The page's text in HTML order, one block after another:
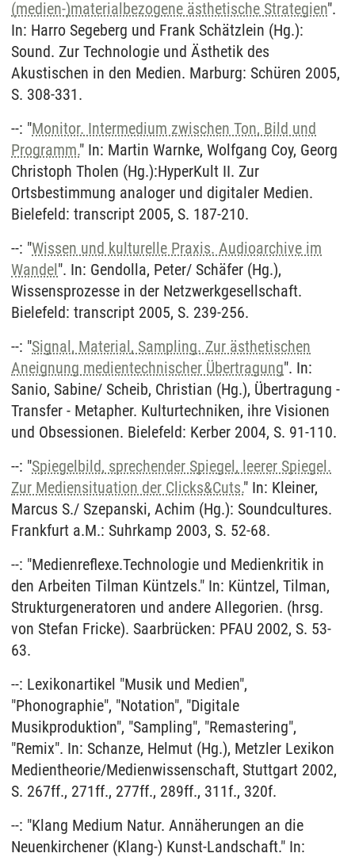
(medien-)materialbezogene ästhetische Strategien".
In: Harro Segeberg und Frank Schätzlein (Hg.):
Sound. Zur Technologie und Ästhetik des
Akustischen in den Medien. Marburg: Schüren 2005,
S. 308-331.
--: "Monitor. Intermedium zwischen Ton, Bild und
Programm." In: Martin Warnke, Wolfgang Coy, Georg
Christoph Tholen (Hg.):HyperKult II. Zur
Ortsbestimmung analoger und digitaler Medien.
Bielefeld: transcript 2005, S. 187-210.
--: "Wissen und kulturelle Praxis. Audioarchive im
Wandel". In: Gendolla, Peter/ Schäfer (Hg.),
Wissensprozesse in der Netzwerkgesellschaft.
Bielefeld: transcript 2005, S. 239-256.
--: "Signal, Material, Sampling. Zur ästhetischen
Aneignung medientechnischer Übertragung". In:
Sanio, Sabine/ Scheib, Christian (Hg.), Übertragung -
Transfer - Metapher. Kulturtechniken, ihre Visionen
und Obsessionen. Bielefeld: Kerber 2004, S. 91-110.
--: "Spiegelbild, sprechender Spiegel, leerer Spiegel.
Zur Mediensituation der Clicks&Cuts." In: Kleiner,
Marcus S./ Szepanski, Achim (Hg.): Soundcultures.
Frankfurt a.M.: Suhrkamp 2003, S. 52-68.
--: "Medienreflexe.Technologie und Medienkritik in
den Arbeiten Tilman Küntzels." In: Küntzel, Tilman,
Strukturgeneratoren und andere Allegorien. (hrsg.
von Stefan Fricke). Saarbrücken: PFAU 2002, S. 53-
63.
--: Lexikonartikel "Musik und Medien",
"Phonographie", "Notation", "Digitale
Musikproduktion", "Sampling", "Remastering",
"Remix". In: Schanze, Helmut (Hg.), Metzler Lexikon
Medientheorie/Medienwissenschaft, Stuttgart 2002,
S. 267ff., 271ff., 277ff., 289ff., 311f., 320f.
--: "Klang Medium Natur. Annäherungen an die
Neuenkirchener (Klang-) Kunst-Landschaft." In: